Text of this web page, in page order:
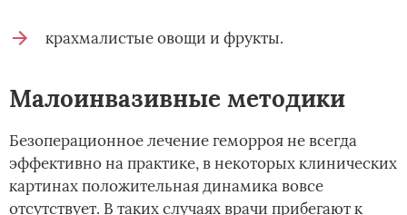
крахмалистые овощи и фрукты.
Малоинвазивные методики
Безоперационное лечение геморроя не всегда
эффективно на практике, в некоторых клинических
картинах положительная динамика вовсе
отсутствует. В таких случаях врачи прибегают к